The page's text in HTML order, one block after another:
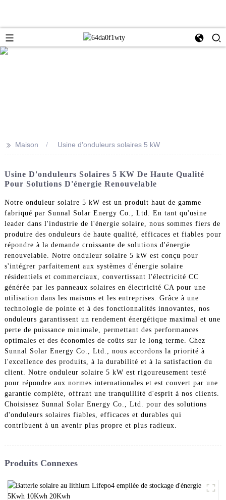
>> Maison Usine d'onduleurs solaires 5 kW
Usine D'onduleurs Solaires 5 KW De Haute Qualité
Pour Solutions D'énergie Renouvelable
Notre onduleur solaire 5 kW est un produit haut de gamme
fabriqué par Sunnal Solar Energy Co., Ltd. En tant qu'usine
leader dans l'industrie de l'énergie solaire, nous sommes fiers de
produire des onduleurs de haute qualité, efficaces et fiables pour
répondre à la demande croissante de solutions d'énergie
renouvelable. Notre onduleur solaire 5 kW est conçu pour
s'intégrer parfaitement aux systèmes d'énergie solaire
résidentiels et commerciaux, convertissant l'électricité CC
générée par les panneaux solaires en électricité CA pour une
utilisation dans les maisons et les entreprises. Grâce à une
technologie de pointe et à des fonctionnalités innovantes, nos
onduleurs garantissent un rendement énergétique maximal et une
perte de puissance minimale, permettant des performances
optimales et des économies de coûts sur le long terme. Chez
Sunnal Solar Energy Co., Ltd., nous accordons la priorité à
l'excellence des produits, à la durabilité et à la satisfaction du
client. Notre onduleur solaire 5 kW est rigoureusement testé
pour répondre aux normes internationales et est couvert par une
garantie complète, offrant une tranquillité d'esprit à nos clients.
Choisissez Sunnal Solar Energy Co., Ltd. pour des solutions
d'onduleurs solaires fiables, efficaces et durables qui
contribuent à un avenir plus propre et plus radieux.
Produits Connexes